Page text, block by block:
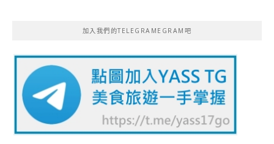
加入我們的TELEGRAMEGRAM吧